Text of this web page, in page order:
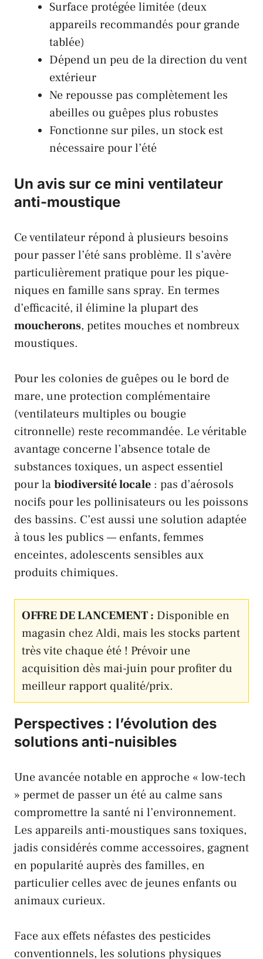
Surface protégée limitée (deux
appareils recommandés pour grande
tablée)
Dépend un peu de la direction du vent
extérieur
Ne repousse pas complètement les
abeilles ou guêpes plus robustes
Fonctionne sur piles, un stock est
nécessaire pour l’été
Un avis sur ce mini ventilateur
anti-moustique
Ce ventilateur répond à plusieurs besoins
pour passer l’été sans problème. Il s’avère
particulièrement pratique pour les pique-
niques en famille sans spray. En termes
d’efficacité, il élimine la plupart des
moucherons, petites mouches et nombreux
moustiques.
Pour les colonies de guêpes ou le bord de
mare, une protection complémentaire
(ventilateurs multiples ou bougie
citronnelle) reste recommandée. Le véritable
avantage concerne l’absence totale de
substances toxiques, un aspect essentiel
pour labiodiversité locale : pas d’aérosols
nocifs pour les pollinisateurs ou les poissons
des bassins. C’est aussi une solution adaptée
à tous les publics — enfants, femmes
enceintes, adolescents sensibles aux
produits chimiques.
OFFRE DE LANCEMENT : Disponible en
magasin chezAldi, mais les stocks partent
très vite chaque été ! Prévoir une
acquisition dès mai-juin pour profiter du
meilleur rapport qualité/prix.
Perspectives : l’évolution des
solutions anti-nuisibles
Une avancée notable en approche « low-tech
» permet de passer un été au calme sans
compromettre la santé ni l’environnement.
Les appareils anti-moustiques sans toxiques,
jadis considérés comme accessoires, gagnent
en popularité auprès des familles, en
particulier celles avec de jeunes enfants ou
animaux curieux.
Face aux effets néfastes des pesticides
conventionnels, les solutions physiques